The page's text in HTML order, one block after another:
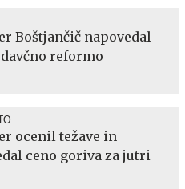
Boštjančič napovedal
reformo
ocenil težave in
ceno goriva za jutri